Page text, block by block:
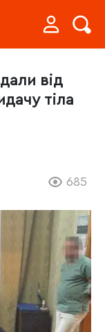
від
тіла
685